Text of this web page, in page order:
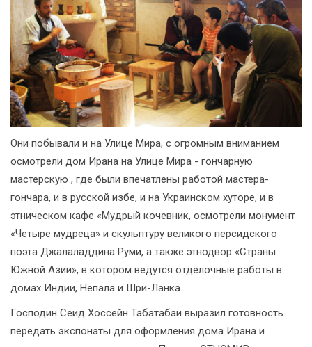
Они побывали и на Улице Мира, с огромным вниманием
осмотрели дом Ирана на Улице Мира - гончарную
мастерскую , где были впечатлены работой мастера-
гончара, и в русской избе, и на Украинском хуторе, и в
этническом кафе «Мудрый кочевник, осмотрели монумент
«Четыре мудреца» и скульптуру великого персидского
поэта Джалаладдина Руми, а также этнодвор «Страны
Южной Азии», в котором ведутся отделочные работы в
домах Индии, Непала и Шри-Ланка.
Господин Сеид Хоссейн Табатабаи выразил готовность
передать экспонаты для оформления дома Ирана и